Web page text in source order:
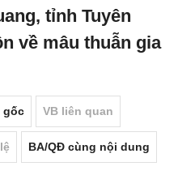
tỉnh Tuyên
về mâu thuẫn gia
gốc VB liên quan
BA/QĐ cùng nội dung